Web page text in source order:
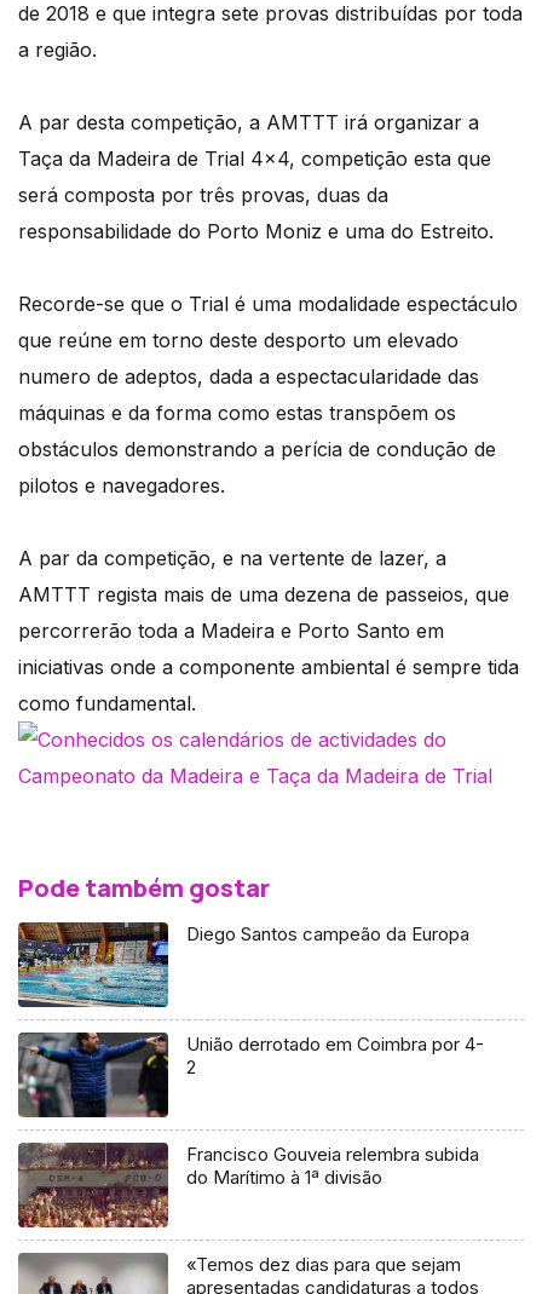
de 2018 e que integra sete provas distribuídas por toda
a região.
A par desta competição, a AMTTT irá organizar a
Taça da Madeira de Trial 4×4, competição esta que
será composta por três provas, duas da
responsabilidade do Porto Moniz e uma do Estreito.
Recorde-se que o Trial é uma modalidade espectáculo
que reúne em torno deste desporto um elevado
numero de adeptos, dada a espectacularidade das
máquinas e da forma como estas transpõem os
obstáculos demonstrando a perícia de condução de
pilotos e navegadores.
A par da competição, e na vertente de lazer, a
AMTTT regista mais de uma dezena de passeios, que
percorrerão toda a Madeira e Porto Santo em
iniciativas onde a componente ambiental é sempre tida
como fundamental.
Pode também gostar
Diego Santos campeão da Europa
União derrotado em Coimbra por 4-
2
Francisco Gouveia relembra subida
do Marítimo à 1ª divisão
«Temos dez dias para que sejam
apresentadas candidaturas a todos